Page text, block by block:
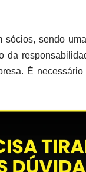
sócios, sendo
da
É